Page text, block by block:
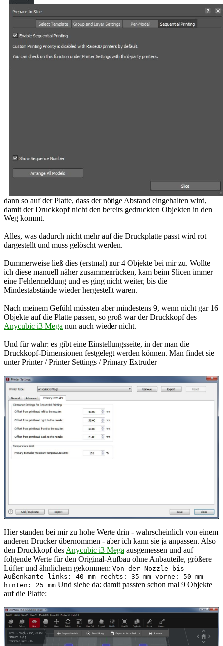
dann so auf der Platte, dass der nötige Abstand eingehalten wird,
damit der Druckkopf nicht den bereits gedruckten Objekten in den
Weg kommt.
Alles, was dadurch nicht mehr auf die Druckplatte passt wird rot
dargestellt und muss gelöscht werden.
Dummerweise ließ dies (erstmal) nur 4 Objekte bei mir zu. Wollte
ich diese manuell näher zusammenrücken, kam beim Slicen immer
eine Fehlermeldung und es ging nicht weiter, bis die
Mindestabstände wieder hergestellt waren.
Nach meinem Gefühl müssten aber mindestens 9, wenn nicht gar 16
Objekte auf die Platte passen, so groß war der Druckkopf des
Anycubic i3 Mega nun auch wieder nicht.
Und für wahr: es gibt eine Einstellungsseite, in der man die
Druckkopf-Dimensionen festgelegt werden können. Man findet sie
unter Printer / Printer Settings / Primary Extruder
Hier standen bei mir zu hohe Werte drin - wahrscheinlich von einem
anderen Drucker übernommen - aber ich kann sie ja anpassen. Also
den Druckkopf des Anycubic i3 Mega ausgemessen und auf
folgende Werte für den Original-Aufbau ohne Anbauteile, größere
Lüfter und ähnlichem gekommen: Von der Nozzle bis
Außenkante links: 40 mm rechts: 35 mm vorne: 50 mm
hinten: 25 mm Und siehe da: damit passten schon mal 9 Objekte
auf die Platte: